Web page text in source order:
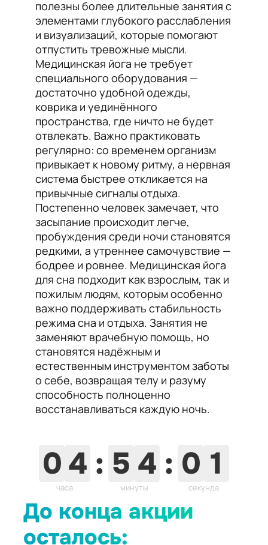
полезны более длительные занятия с
элементами глубокого расслабления
и визуализаций, которые помогают
отпустить тревожные мысли.
Медицинская йога не требует
специального оборудования —
достаточно удобной одежды,
коврика и уединённого
пространства, где ничто не будет
отвлекать. Важно практиковать
регулярно: со временем организм
привыкает к новому ритму, а нервная
система быстрее откликается на
привычные сигналы отдыха.
Постепенно человек замечает, что
засыпание происходит легче,
пробуждения среди ночи становятся
редкими, а утреннее самочувствие —
бодрее и ровнее. Медицинская йога
для сна подходит как взрослым, так и
пожилым людям, которым особенно
важно поддерживать стабильность
режима сна и отдыха. Занятия не
заменяют врачебную помощь, но
становятся надёжным и
естественным инструментом заботы
о себе, возвращая телу и разуму
способность полноценно
восстанавливаться каждую ночь.
0 4 :
часа
5 4
3
:
минуты 0
5
0
9
секунд
До конца акции
осталось: